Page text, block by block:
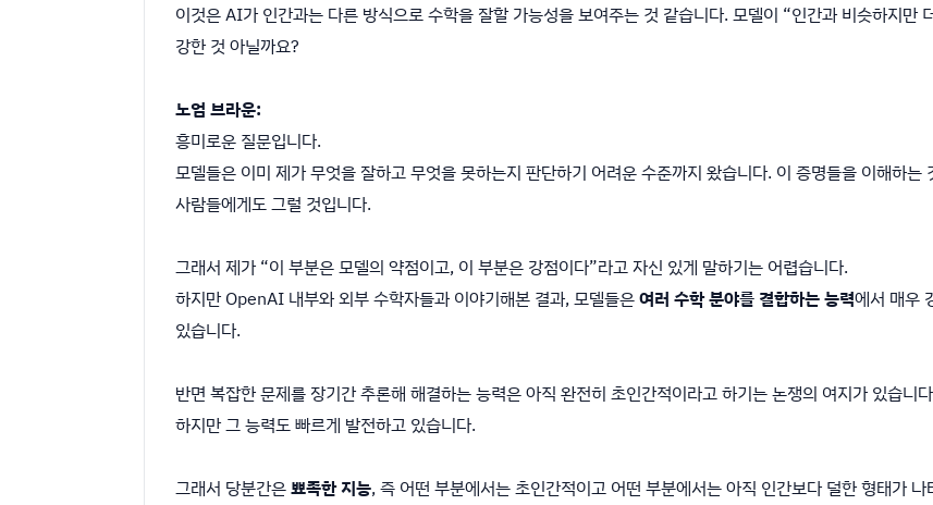
이것은 AI가 인간과는 다른 방식으로 수학을 잘할 가능성을 보여주는 것 같습니다. 모델이 “인간과 비슷하지만
강한 것 아닐까요?
노엄 브라운:
흥미로운 질문입니다.
모델들은 이미 제가 무엇을 잘하고 무엇을 못하는지 판단하기 어려운 수준까지 왔습니다. 이 증명들을 이해하
사람들에게도 그럴 것입니다.
그래서 제가 “이 부분은 모델의 약점이고, 이 부분은 강점이다”라고 자신 있게 말하기는 어렵습니다.
하지만 OpenAI 내부와 외부 수학자들과 이야기해본 결과, 모델들은여러 수학 분야를 결합하는 능력에서 매우
있습니다.
반면 복잡한 문제를 장기간 추론해 해결하는 능력은 아직 완전히 초인간적이라고 하기는 논쟁의 여지가 있습니
하지만 그 능력도 빠르게 발전하고 있습니다.
그래서 당분간은뾰족한 지능, 즉 어떤 부분에서는 초인간적이고 어떤 부분에서는 아직 인간보다 덜한 형태가 나